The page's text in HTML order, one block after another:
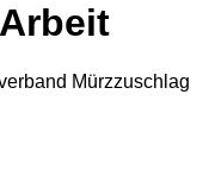
Mürzzuschlag